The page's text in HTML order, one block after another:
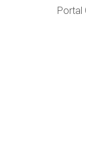
Portal